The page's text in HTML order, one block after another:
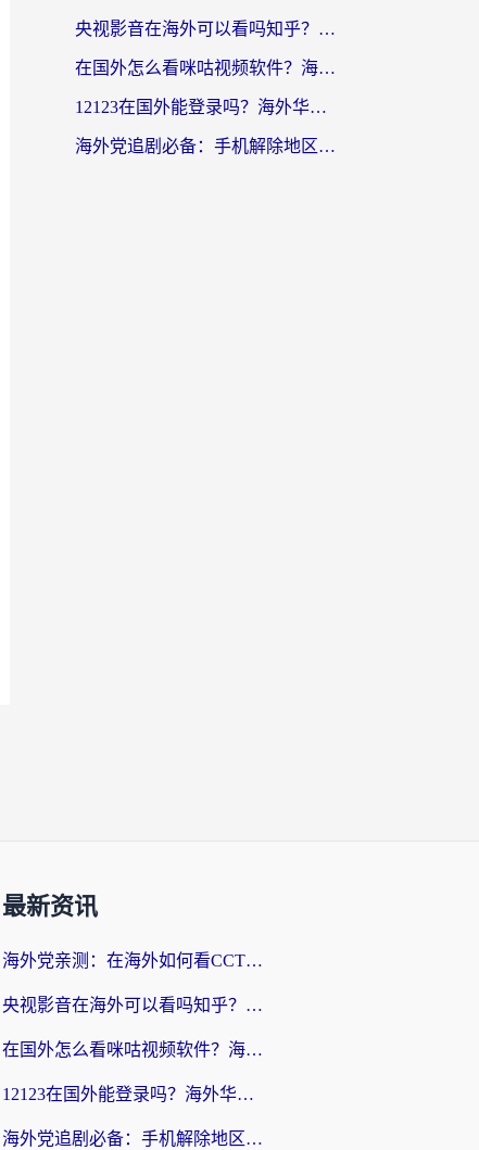
央视影音在海外可以看吗知乎？留学生亲测：3步解决地域限制+追剧自由
在国外怎么看咪咕视频软件？海外党亲测有效的回国加速方案
12123在国外能登录吗？海外华人必看的回国加速实用指南
海外党追剧必备：手机解除地区限制app怎么选？解决央视视频&国内剧地区限制全指南
最新资讯
海外党亲测：在海外如何看CCTV？告别“仅限大陆播放”的实用指南
央视影音在海外可以看吗知乎？留学生亲测：3步解决地域限制+追剧自由
在国外怎么看咪咕视频软件？海外党亲测有效的回国加速方案
12123在国外能登录吗？海外华人必看的回国加速实用指南
海外党追剧必备：手机解除地区限制app怎么选？解决央视视频&国内剧地区限制全指南